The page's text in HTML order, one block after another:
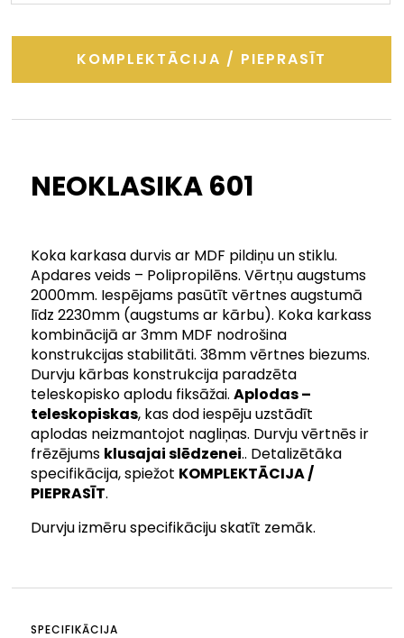
KOMPLEKTĀCIJA / PIEPRASĪT
NEOKLASIKA 601
Koka karkasa durvis ar MDF pildiņu un stiklu.
Apdares veids – Polipropilēns. Vērtņu augstums
2000mm. Iespējams pasūtīt vērtnes augstumā
līdz 2230mm (augstums ar kārbu). Koka karkass
kombinācijā ar 3mm MDF nodrošina
konstrukcijas stabilitāti. 38mm vērtnes biezums.
Durvju kārbas konstrukcija paradzēta
teleskopisko aplodu fiksāžai.Aplodas –
teleskopiskas, kas dod iespēju uzstādīt
aplodas neizmantojot nagliņas. Durvju vērtnēs ir
frēzējums klusajai slēdzenei.. Detalizētāka
specifikācija, spiežot KOMPLEKTĀCIJA /
PIEPRASĪT.
Durvju izmēru specifikāciju skatīt zemāk.
SPECIFIKĀCIJA